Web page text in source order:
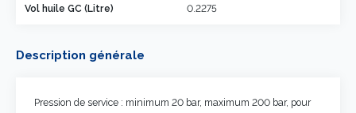
Vol huile GC (Litre) 0.2275
Description générale
Pression de service : minimum 20 bar, maximum 200 bar, pour